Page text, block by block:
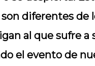
diferentes de
al que sufre a
el evento de